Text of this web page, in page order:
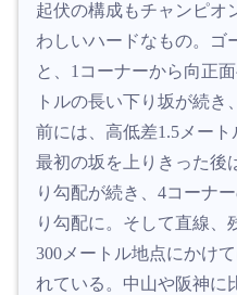
起伏の構成もチャンピオ
わしいハードなもの。ゴ
と、1コーナーから向正
トルの長い下り坂が続
前には、高低差1.5メート
最初の坂を上りきった後
り勾配が続き、4コーナ
り勾配に。そして直線、
300メートル地点にかけ
れている。中山や阪神に